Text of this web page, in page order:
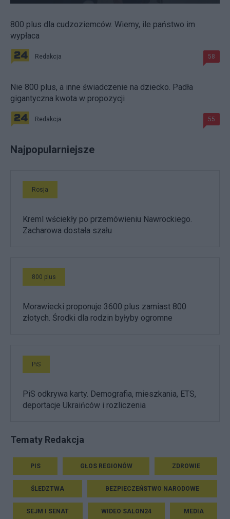
800 plus dla cudzoziemców. Wiemy, ile państwo im
wypłaca
Redakcja 58
Nie 800 plus, a inne świadczenie na dziecko. Padła
gigantyczna kwota w propozycji
Redakcja 55
Najpopularniejsze
Rosja
Kreml wściekły po przemówieniu Nawrockiego.
Zacharowa dostała szału
800 plus
Morawiecki proponuje 3600 plus zamiast 800
złotych. Środki dla rodzin byłyby ogromne
PiS
PiS odkrywa karty. Demografia, mieszkania, ETS,
deportacje Ukraińców i rozliczenia
Tematy Redakcja
PIS GŁOS REGIONÓW ZDROWIE
ŚLEDZTWA BEZPIECZEŃSTWO NARODOWE
SEJM I SENAT WIDEO SALON24 MEDIA